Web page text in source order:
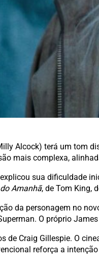
Alcock) terá um tom
mais complexa,
sua dificuldade
Amanhã, de Tom King,
da personagem no
O próprio
de Craig Gillespie. O
reforça a